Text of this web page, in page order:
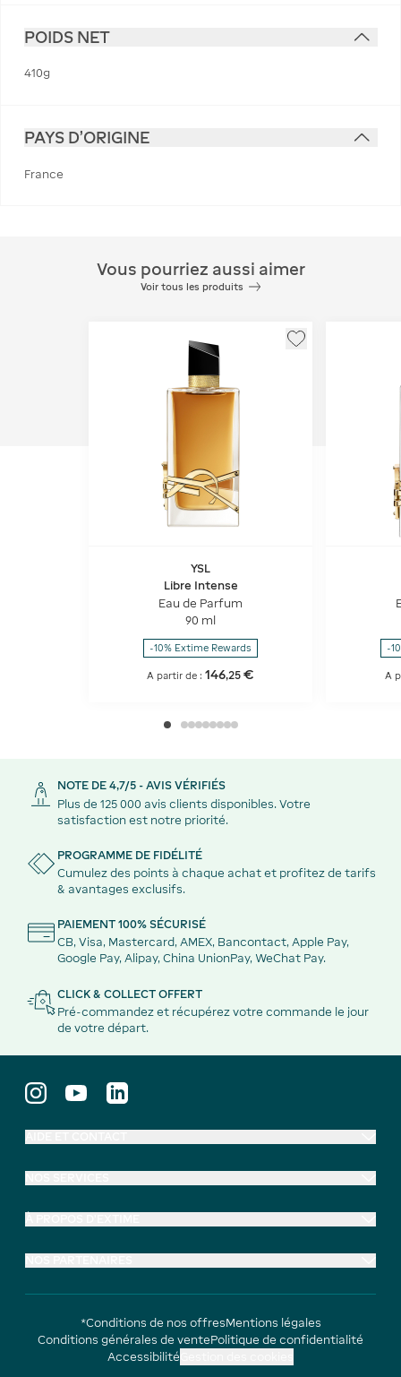
POIDS NET
410g
PAYS D'ORIGINE
France
Vous pourriez aussi aimer
Voir tous les produits
YSL
Libre Intense
Eau de Parfum
90 ml
-10% Extime Rewards
A partir de :146,25 €
-
A
NOTE DE 4,7/5 - AVIS VÉRIFIÉS
Plus de 125 000 avis clients disponibles. Votre
satisfaction est notre priorité.
PROGRAMME DE FIDÉLITÉ
Cumulez des points à chaque achat et profitez de tarifs
& avantages exclusifs.
PAIEMENT 100% SÉCURISÉ
CB, Visa, Mastercard, AMEX, Bancontact, Apple Pay,
Google Pay, Alipay, China UnionPay, WeChat Pay.
CLICK & COLLECT OFFERT
Pré-commandez et récupérez votre commande le jour
de votre départ.
*Conditions de nos offresMentions légales
Conditions générales de ventePolitique de confidentialité
Accessibilité